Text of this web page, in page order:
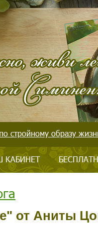
стройному образу
КАБИНЕТ
от Аниты